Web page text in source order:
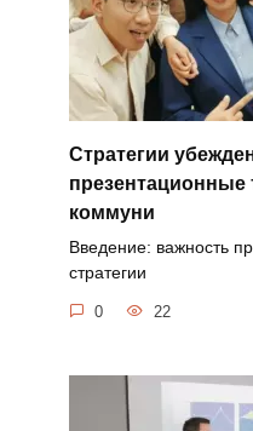
Стратегии
презентационные
коммуни
Введение: важность
стратегии
0 22